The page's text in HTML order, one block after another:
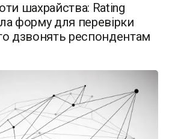
шахрайства: Rating
форму для перевірки
дзвонять респондентам